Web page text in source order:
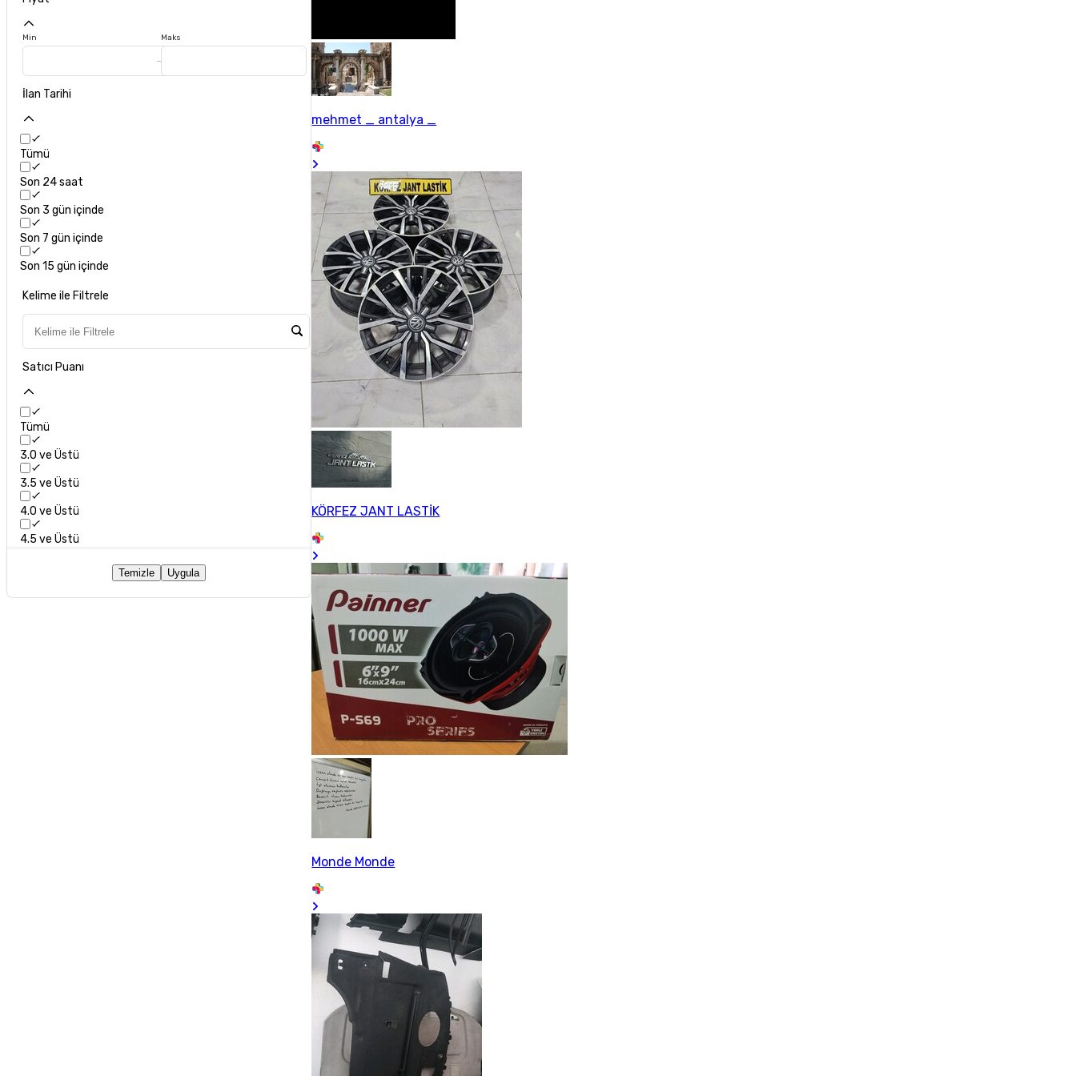
Min Maks
İlan Tarihi
Tümü
Son 24 saat
Son 3 gün içinde
Son 7 gün içinde
Son 15 gün içinde
Kelime ile Filtrele
Satıcı Puanı
Tümü
3.0 ve Üstü
3.5 ve Üstü
4.0 ve Üstü
4.5 ve Üstü
Temizle Uygula
mehmet _ antalya _
KÖRFEZ JANT LASTİK
Monde Monde